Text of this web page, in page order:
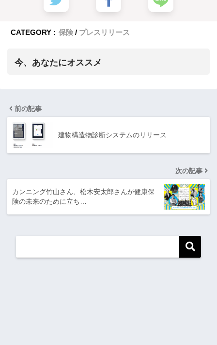
CATEGORY : 保険 プレスリリース
今、あなたにオススメ
前の記事
建物構造物診断システムのリリース
次の記事
カンニング竹山さん、松木安太郎さんが健康保
険の未来のために立ち…